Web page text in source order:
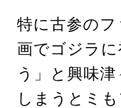
特に古参の
画でゴジラ
う」と興味
しまうとミ